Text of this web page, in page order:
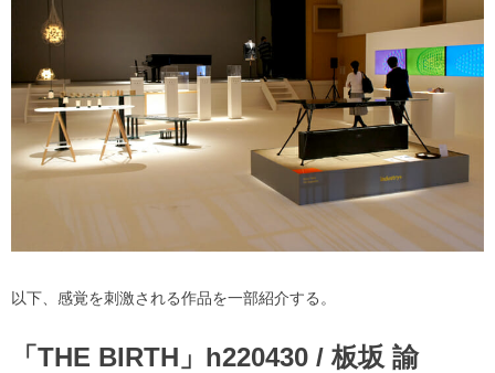
以下、感覚を刺激される作品を一部紹介する。
「THE BIRTH」h220430 / 板坂 諭